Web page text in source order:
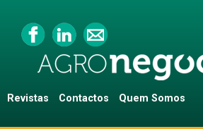
Revistas Contactos Quem Somos